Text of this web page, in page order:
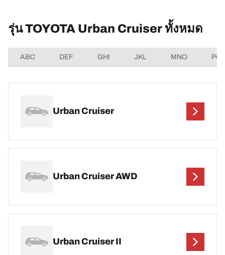
รุ่น TOYOTA Urban Cruiser ทั้งหมด
ABC DEF GHI JKL MNO
Urban Cruiser
Urban Cruiser AWD
Urban Cruiser II